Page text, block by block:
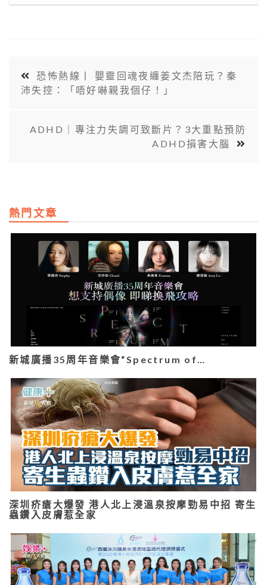
恐怖熱線丨 嬰靈回魂夜纏姜文杰陪玩？秦
沛失控：「唔好嚇親我個仔！」
ADHD｜專注力失調可致斷片？3大重點預防
ADHD損害大腦
熱門文章
新城廣播35周年音樂會“Spectrum of…
深圳疥瘡大爆發 港人北上浸溫泉按摩勁易中招 寄生
蟲鑽入皮膚惹全家